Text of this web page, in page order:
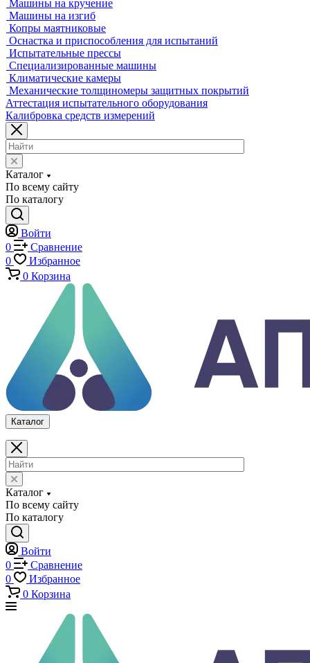
Разрушающий контроль
Универсальные гидравлические разрывные машины
Универсальные электромеханические разрывные машины
Машины для испытаний на усталость
Машины для испытания пружин
Экстензометры (Измерители деформации)
Системы температурных испытаний
Машины на кручение
Машины на изгиб
Копры маятниковые
Оснастка и приспособления для испытаний
Испытательные прессы
Специализированные машины
Климатические камеры
Механические толщиномеры защитных покрытий
Аттестация испытательного оборудования
Калибровка средств измерений
Каталог
По всему сайту
По каталогу
Войти
Сравнение
Избранное
Корзина
Каталог
Каталог
По всему сайту
По каталогу
Войти
Сравнение